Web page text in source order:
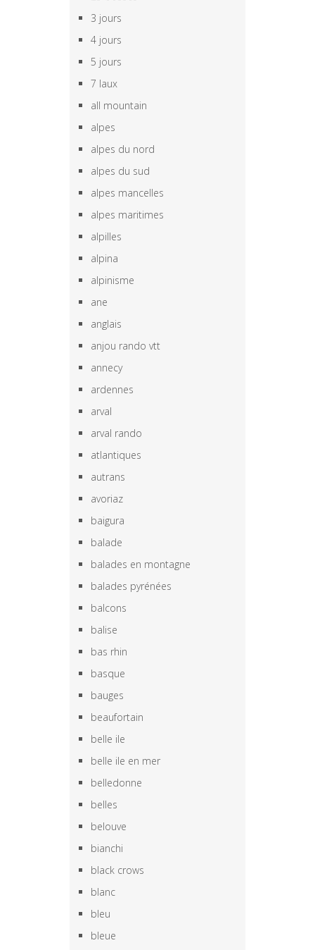
3 jours
4 jours
5 jours
7 laux
all mountain
alpes
alpes du nord
alpes du sud
alpes mancelles
alpes maritimes
alpilles
alpina
alpinisme
ane
anglais
anjou rando vtt
annecy
ardennes
arval
arval rando
atlantiques
autrans
avoriaz
baigura
balade
balades en montagne
balades pyrénées
balcons
balise
bas rhin
basque
bauges
beaufortain
belle ile
belle ile en mer
belledonne
belles
belouve
bianchi
black crows
blanc
bleu
bleue